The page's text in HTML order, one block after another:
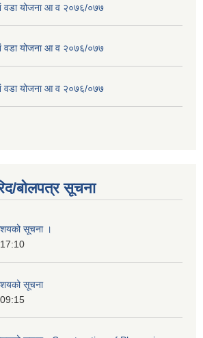
वडा योजना आ व २०७६/०७७
वडा योजना आ व २०७६/०७७
वडा योजना आ व २०७६/०७७
बोलपत्र सूचना
सूचना ।
सूचना